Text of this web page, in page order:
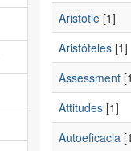
Aristotle[1]
Aristóteles[1]
Assessment
Attitudes[1]
Autoeficacia